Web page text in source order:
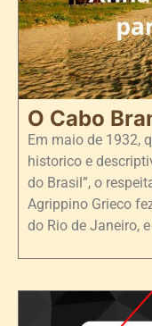
O Cabo
Em maio de 1932,
historico e
do Brasil”, o
Agrippino Grieco
do Rio de Janeiro,